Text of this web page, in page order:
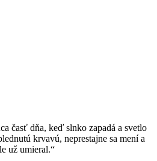
časť dňa, keď slnko zapadá a svetlo
krvavú, neprestajne sa mení a
už umieral.